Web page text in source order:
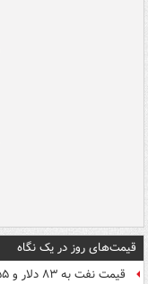
قیمت‌های روز در یک نگاه
قیمت نفت به ۸۳ دلار و ۵۵ سنت در هر بشکه رسید